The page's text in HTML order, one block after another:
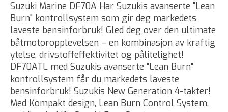
Suzuki Marine DF70A Har Suzukis avanserte "Lean
Burn" kontrollsystem som gir deg markedets
laveste bensinforbruk! Gled deg over den ultimate
båtmotoropplevelsen – en kombinasjon av kraftig
ytelse, drivstoffeffektivitet og pålitelighet!
DF70ATL med Suzukis avanserte "Lean Burn"
kontrollsystem får du markedets laveste
bensinforbruk! Suzukis New Generation 4-takter!
Med Kompakt design, Lean Burn Control System,